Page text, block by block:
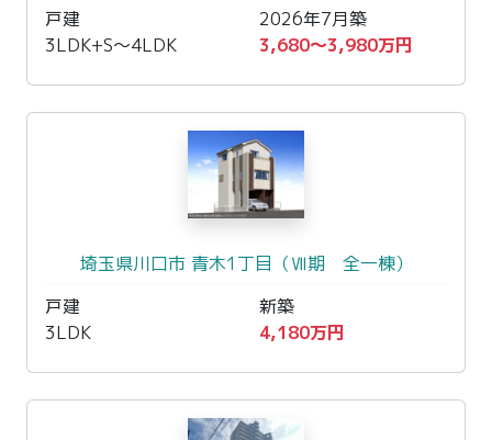
戸建
2026年7月築
3LDK+S〜4LDK
3,680〜3,980万円
埼玉県川口市 青木1丁目（Ⅶ期 全一棟）
戸建
新築
3LDK
4,180万円